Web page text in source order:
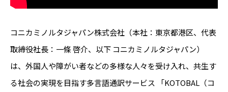
コニカミノルタジャパン株式会社（本社：東京都港区、代表
取締役社長：一條 啓介、以下 コニカミノルタジャパン）
は、外国人や障がい者などの多様な人々を受け入れ、共生す
る社会の実現を目指す多言語通訳サービス 「KOTOBAL（コ